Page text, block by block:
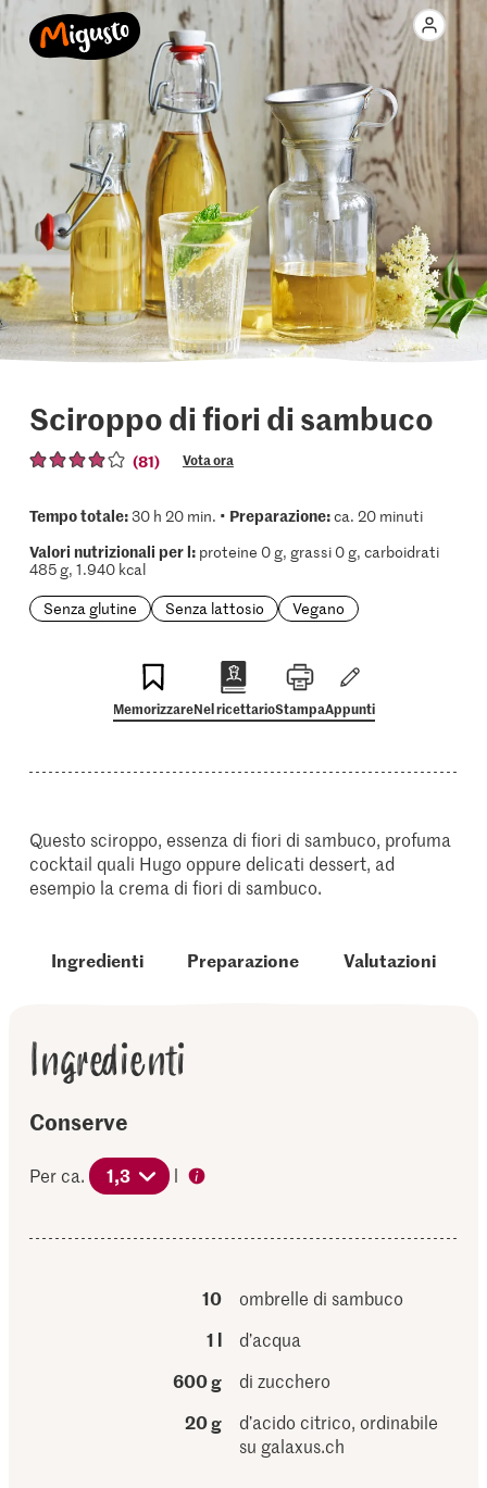
Sciroppo di fiori di sambuco
(81) Vota ora
Tempo totale:30 h 20 min. • Preparazione:ca. 20 minuti
Valori nutrizionali per l:proteine 0 g, grassi 0 g, carboidrati
485 g, 1.940 kcal
Senza glutine
Senza lattosio Vegano
MemorizzareNel ricettarioStampaAppunti
Questo sciroppo, essenza di fiori di sambuco, profuma
cocktail quali Hugo oppure delicati dessert, ad
esempio la crema di fiori di sambuco.
Ingredienti Preparazione Valutazioni
Ingredienti
Conserve
Per ca. 1,3 l
10
ombrelle di sambuco
1 l
d’acqua
600 g
di zucchero
20 g
d’acido citrico, ordinabile
su galaxus.ch